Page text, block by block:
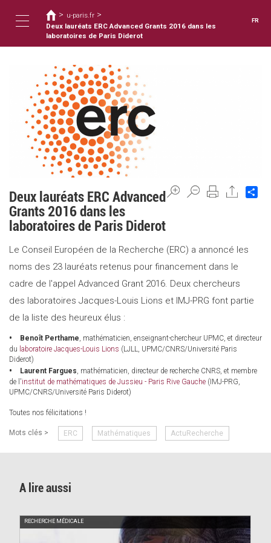
contenu
Toggle
navigation
Vous
êtes
ici
> u-paris.fr >
Deux lauréats ERC Advanced Grants 2016 dans les
laboratoires de Paris Diderot
FR
Deux lauréats ERC Advanced
Grants 2016 dans les
laboratoires de Paris Diderot
Le Conseil Européen de la Recherche (ERC) a annoncé les
noms des 23 lauréats retenus pour financement dans le
cadre de l'appel Advanced Grant 2016. Deux chercheurs
des laboratoires Jacques-Louis Lions et IMJ-PRG font partie
de la liste des heureux élus :
Benoît Perthame, mathématicien, enseignant-chercheur UPMC, et directeur
du laboratoire Jacques-Louis Lions (LJLL, UPMC/CNRS/Université Paris
Diderot)
Laurent Fargues, mathématicien, directeur de recherche CNRS, et membre
de l'institut de mathématiques de Jussieu - Paris Rive Gauche (IMJ-PRG,
UPMC/CNRS/Université Paris Diderot)
Toutes nos félicitations !
Mots clés > ERC Mathématiques ActuRecherche
A lire aussi
RECHERCHE MÉDICALE